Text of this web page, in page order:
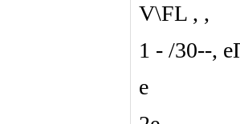
V\FL , ,
1 - /30--,
е